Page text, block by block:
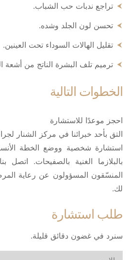
تراجع ندبات حب الشباب.
تحسن لون الجلد وشده.
تقليل الهالات السوداء تحت العينين.
ترميم تلف البشرة الناتج من
الخطوات التالية
احجز موعدًا للاستشارة
التق بأحد خبرائنا في مركز الشنار
استشارة شخصية ووضع الخطة
بالبلازما الغنية بالصفيحات. اتصل
المنسّقون المسؤولون عن رعاية
لك.
طلب استشارة
سنرد في غضون دقائق قليلة.